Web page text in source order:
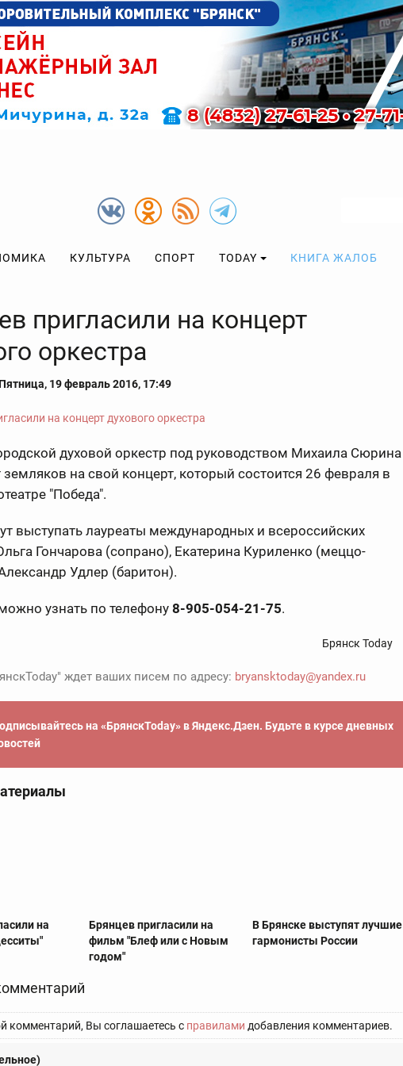
КУЛЬТУРА СПОРТ TODAY КНИГА ЖАЛОБ
пригласили на концерт
оркестра
Пятница, 19 февраль 2016, 17:49
духовой оркестр под руководством Михаила Сюрина
на свой концерт, который состоится 26 февраля в
"Победа".
выступать лауреаты международных и всероссийских
Гончарова (сопрано), Екатерина Куриленко (меццо-
Удлер (баритон).
узнать по телефону 8-905-054-21-75.
Брянск Today
ждет ваших писем по адресу: bryansktoday@yandex.ru
на «БрянскToday» в Яндекс.Дзен. Будьте в курсе дневных
на
Брянцев пригласили на
фильм "Блеф или с Новым
годом"
В Брянске выступят лучшие
гармонисты России
комментарий, Вы соглашаетесь с правилами добавления комментариев.